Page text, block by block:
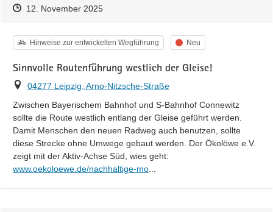
Zeitpunkt des Erstellens
Zeitpunkt des Erstellens
12. November 2025Zur Äußerung
Kategorie
Hinweise zur entwickelten Wegführung Status
Neu
Sinnvolle Routenführung westlich der Gleise!
Ort
04277 Leipzig, Arno-Nitzsche-Straße
Zwischen Bayerischem Bahnhof und S-Bahnhof Connewitz
sollte die Route westlich entlang der Gleise geführt werden.
Damit Menschen den neuen Radweg auch benutzen, sollte
diese Strecke ohne Umwege gebaut werden. Der Ökolöwe e.V.
zeigt mit der Aktiv-Achse Süd, wies geht:
www.oekoloewe.de/nachhaltige-mobilitaet-stadtentwicklung-detail/